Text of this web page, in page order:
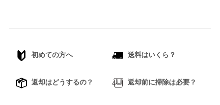
初めての方へ 送料はいくら？
返却はどうするの？ 返却前に掃除は必要？